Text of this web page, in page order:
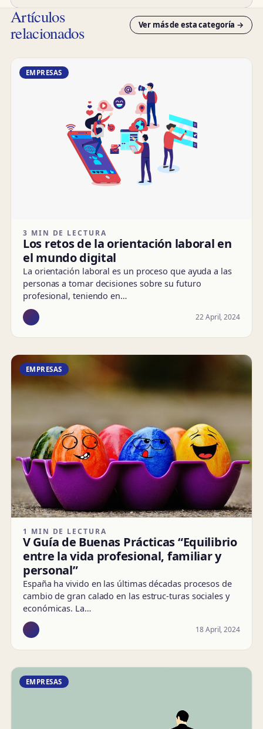
Artículos
relacionados Ver más de esta categoría →
EMPRESAS
3 MIN DE LECTURA
Los retos de la orientación laboral en
el mundo digital
La orientación laboral es un proceso que ayuda a las
personas a tomar decisiones sobre su futuro
profesional, teniendo en…
22 April, 2024
EMPRESAS
1 MIN DE LECTURA
V Guía de Buenas Prácticas “Equilibrio
entre la vida profesional, familiar y
personal”
España ha vivido en las últimas décadas procesos de
cambio de gran calado en las estruc-turas sociales y
económicas. La…
18 April, 2024
EMPRESAS